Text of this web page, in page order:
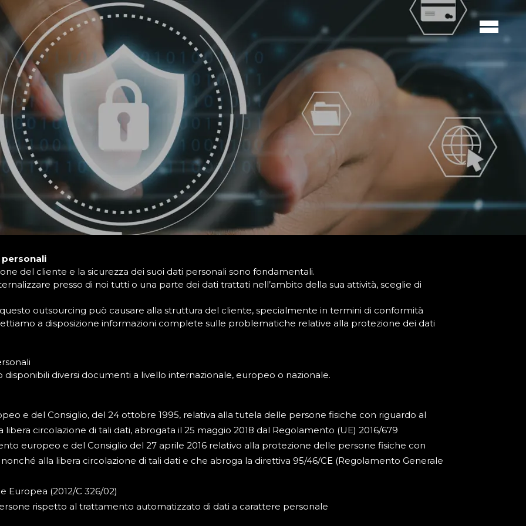
del cliente e la sicurezza dei suoi dati personali sono fondamentali.
presso di noi tutti o una parte dei dati trattati nell’ambito della sua attività, sceglie di
outsourcing può causare alla struttura del cliente, specialmente in termini di conformità
a disposizione informazioni complete sulle problematiche relative alla protezione dei dati
disponibili diversi documenti a livello internazionale, europeo o nazionale.
e del Consiglio, del 24 ottobre 1995, relativa alla tutela delle persone fisiche con riguardo al
circolazione di tali dati, abrogata il 25 maggio 2018 dal Regolamento (UE) 2016/679
europeo e del Consiglio del 27 aprile 2016 relativo alla protezione delle persone fisiche con
alla libera circolazione di tali dati e che abroga la direttiva 95/46/CE (Regolamento Generale
Europea (2012/C 326/02)
rispetto al trattamento automatizzato di dati a carattere personale